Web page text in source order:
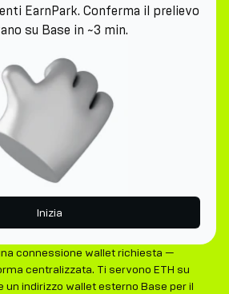
EarnPark. Conferma il prelievo
su Base in ~3 min.
Inizia
connessione wallet richiesta —
centralizzata. Ti servono ETH su
un indirizzo wallet esterno Base per il